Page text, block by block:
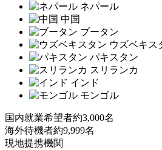
ネパール
中国
ブータン
ウズベキス
パキスタン
スリランカ
インド
モンゴル
国内就業希望者約3,000名
海外待機者約9,999名
現地提携機関